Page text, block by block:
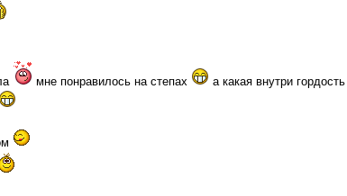
мне понравилось на степах
а какая внутри